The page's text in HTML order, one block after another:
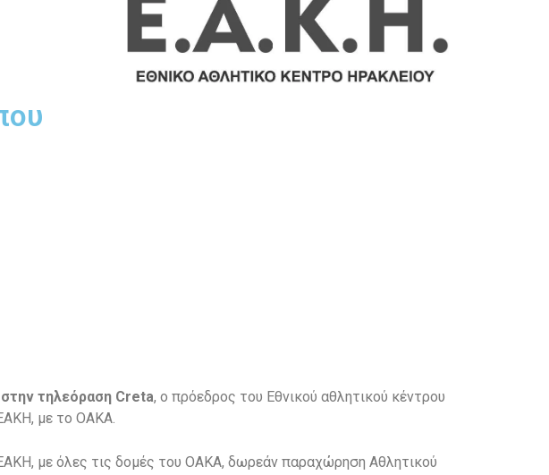
στην τηλεόραση Creta, o πρόεδρος του Εθνικού αθλητικού κέντρου
με το ΟΑΚΑ.
με όλες τις δομές του ΟΑΚΑ, δωρεάν παραχώρηση Αθλητικού